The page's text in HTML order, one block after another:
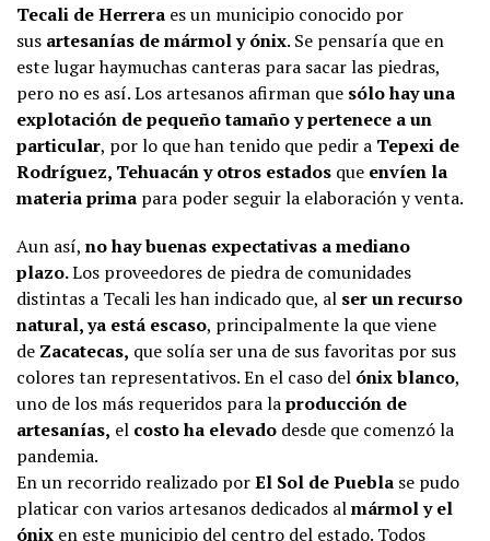
Tecali de Herrera es un municipio conocido por
sus artesanías de mármol y ónix. Se pensaría que en
este lugar haymuchas canteras para sacar las piedras,
pero no es así. Los artesanos afirman que sólo hay una
explotación de pequeño tamaño y pertenece a un
particular, por lo que han tenido que pedir a Tepexi de
Rodríguez, Tehuacán y otros estados que envíen la
materia prima para poder seguir la elaboración y venta.
Aun así, no hay buenas expectativas a mediano
plazo.Los proveedores de piedra de comunidades
distintas a Tecali les han indicado que, al ser un recurso
natural, ya está escaso, principalmente la que viene
de Zacatecas, que solía ser una de sus favoritas por sus
colores tan representativos. En el caso del ónix blanco,
uno de los más requeridos para laproducción de
artesanías, el costo ha elevado desde que comenzó la
pandemia.
En un recorrido realizado porEl Sol de Puebla se pudo
platicar con varios artesanos dedicados almármol y el
ónix en este municipio del centro del estado. Todos